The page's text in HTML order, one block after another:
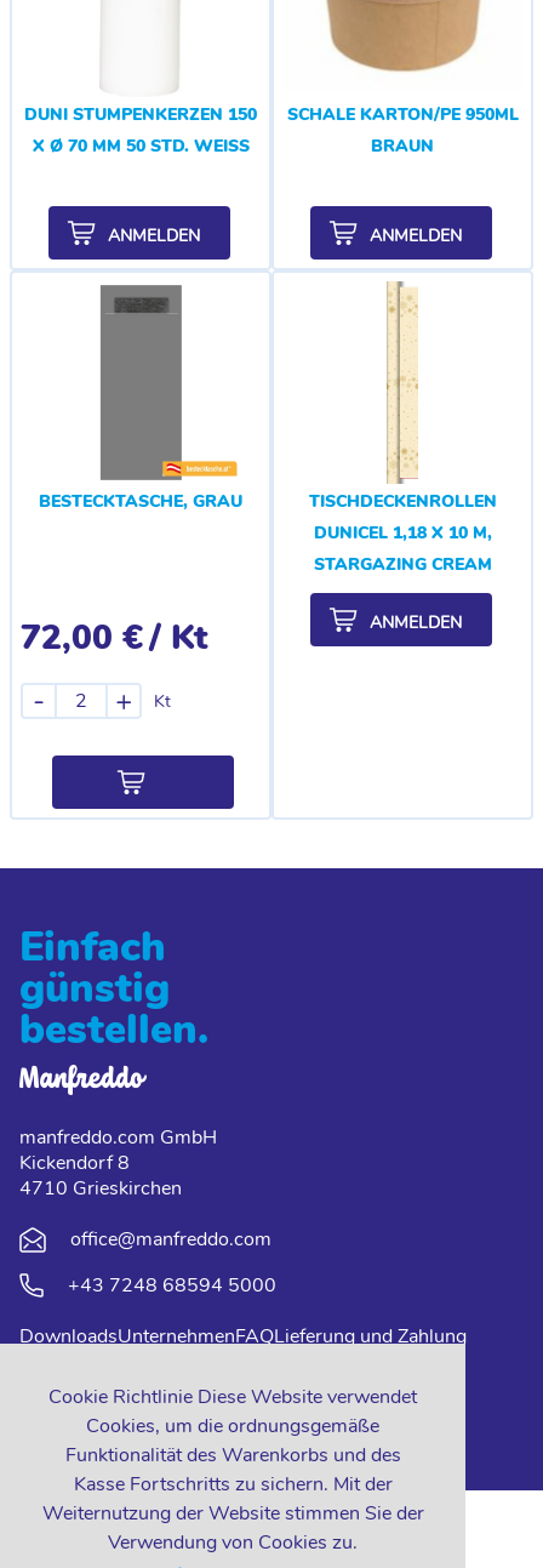
Cookie Richtlinie Diese Website verwendet
Cookies, um die ordnungsgemäße
Funktionalität des Warenkorbs und des
Kasse Fortschritts zu sichern. Mit der
Weiternutzung der Website stimmen Sie der
Verwendung von Cookies zu.
DUNI STUMPENKERZEN 150
X Ø 70 MM 50 STD. WEISS
ANMELDEN
SCHALE KARTON/PE 950ML
BRAUN
ANMELDEN
BESTECKTASCHE, GRAU
72,00 €/ Kt
Kt
- +
TISCHDECKENROLLEN
DUNICEL 1,18 X 10 M,
STARGAZING CREAM
ANMELDEN
Einfach
günstig
bestellen.
manfreddo.com GmbH
Kickendorf 8
4710 Grieskirchen
office@manfreddo.com
+43 7248 68594 5000
DownloadsUnternehmenFAQLieferung und Zahlung